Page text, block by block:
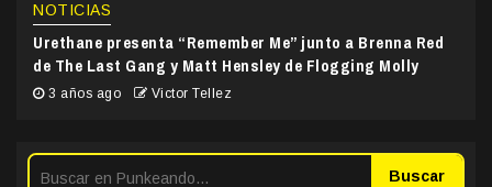
NOTICIAS
Urethane presenta “Remember Me” junto a Brenna Red
de The Last Gang y Matt Hensley de Flogging Molly
3 años ago Victor Tellez
Buscar